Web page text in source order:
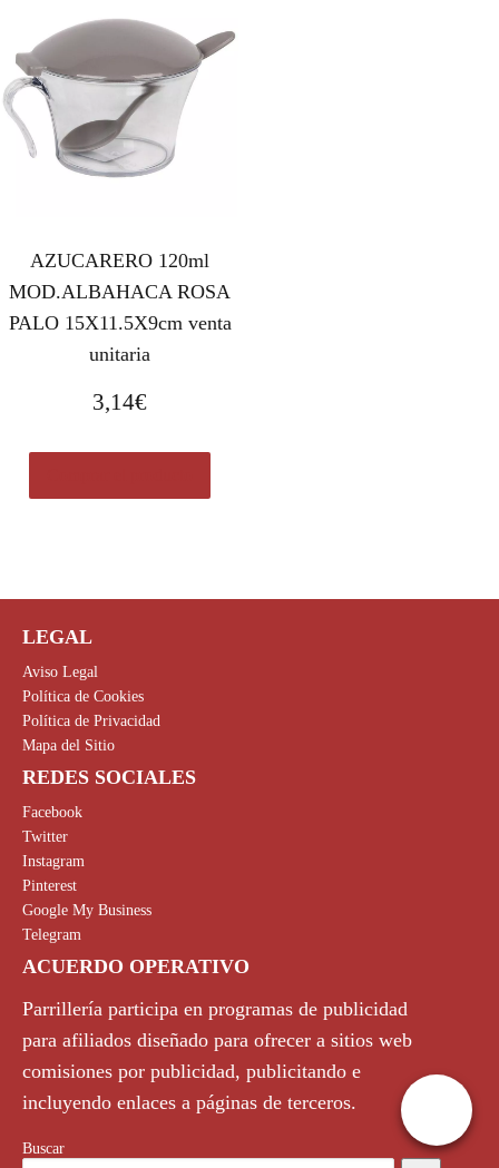
AZUCARERO 120ml
MOD.ALBAHACA ROSA
PALO 15X11.5X9cm venta
unitaria
3,14€
LEGAL
Aviso Legal
Política de Cookies
Política de Privacidad
Mapa del Sitio
REDES SOCIALES
Facebook
Twitter
Instagram
Pinterest
Google My Business
Telegram
ACUERDO OPERATIVO
Parrillería participa en programas de publicidad
para afiliados diseñado para ofrecer a sitios web
comisiones por publicidad, publicitando e
incluyendo enlaces a páginas de terceros.
Buscar